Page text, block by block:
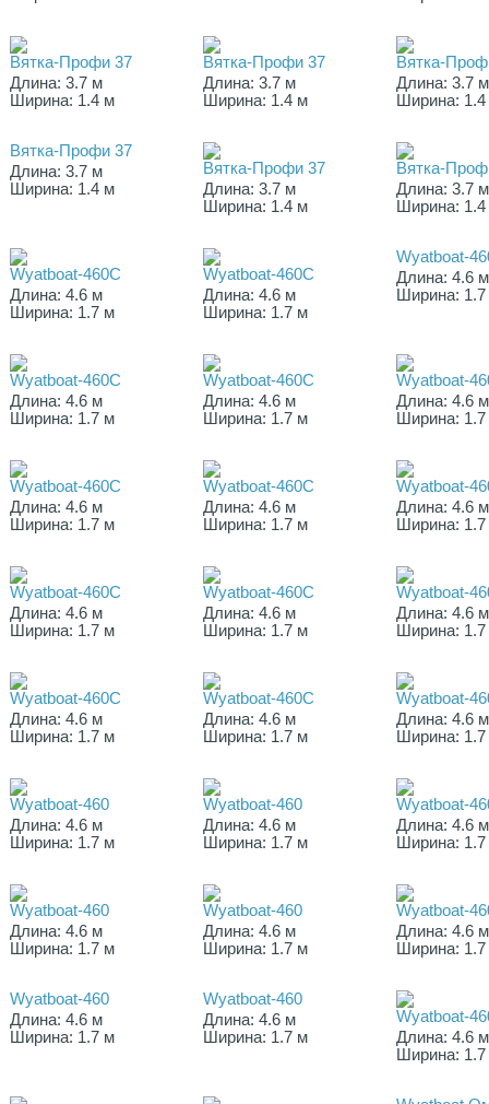
Вятка-Профи 37
Длина: 3.7 м
Ширина: 1.4 м
Вятка-Профи 37
Длина: 3.7 м
Ширина: 1.4 м
Вятка-
Длина: 3.7 м
Ширина:
Вятка-Профи 37
Длина: 3.7 м
Ширина: 1.4 м
Вятка-Профи 37
Длина: 3.7 м
Ширина: 1.4 м
Вятка-
Длина: 3.7 м
Ширина:
Wyatboat-460С
Длина: 4.6 м
Ширина: 1.7 м
Wyatboat-460С
Длина: 4.6 м
Ширина: 1.7 м
Wyatboat-
Длина: 4.6 м
Ширина:
Wyatboat-460С
Длина: 4.6 м
Ширина: 1.7 м
Wyatboat-460С
Длина: 4.6 м
Ширина: 1.7 м
Wyatboat-
Длина: 4.6 м
Ширина:
Wyatboat-460С
Длина: 4.6 м
Ширина: 1.7 м
Wyatboat-460С
Длина: 4.6 м
Ширина: 1.7 м
Wyatboat-
Длина: 4.6 м
Ширина:
Wyatboat-460С
Длина: 4.6 м
Ширина: 1.7 м
Wyatboat-460С
Длина: 4.6 м
Ширина: 1.7 м
Wyatboat-
Длина: 4.6 м
Ширина:
Wyatboat-460С
Длина: 4.6 м
Ширина: 1.7 м
Wyatboat-460С
Длина: 4.6 м
Ширина: 1.7 м
Wyatboat-
Длина: 4.6 м
Ширина:
Wyatboat-460
Длина: 4.6 м
Ширина: 1.7 м
Wyatboat-460
Длина: 4.6 м
Ширина: 1.7 м
Wyatboat-
Длина: 4.6 м
Ширина:
Wyatboat-460
Длина: 4.6 м
Ширина: 1.7 м
Wyatboat-460
Длина: 4.6 м
Ширина: 1.7 м
Wyatboat-
Длина: 4.6 м
Ширина:
Wyatboat-460
Длина: 4.6 м
Ширина: 1.7 м
Wyatboat-460
Длина: 4.6 м
Ширина: 1.7 м
Wyatboat-
Длина: 4.6 м
Ширина: